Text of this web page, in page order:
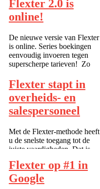
gemaakt. Het was een grote
klus om Euclidean Distance
algoritmes te verwerken in de
alleen ...
Flexter 2.0 is
online!
De nieuwe versie van Flexter
is online. Series boekingen
eenvoudig invoeren tegen
superscherpe tarieven! Zo
geregeld is. Flexter heeft een
nog beter beveiligingssysteem
van persoonsinformatie...
Flexter stapt in
overheids- en
salespersoneel
Met de Flexter-methode heeft
u de snelste toegang tot de
juiste vaardigheden. Dat is
voldoen aande toenemende
vraag naar snel en kort.
inzetbare medewerkers voor
Flexter op #1 in
Google